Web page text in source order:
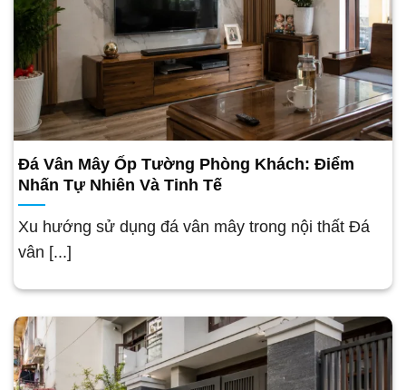
Đá Vân Mây Ốp Tường Phòng Khách: Điểm
Nhấn Tự Nhiên Và Tinh Tế
Xu hướng sử dụng đá vân mây trong nội thất Đá
vân [...]